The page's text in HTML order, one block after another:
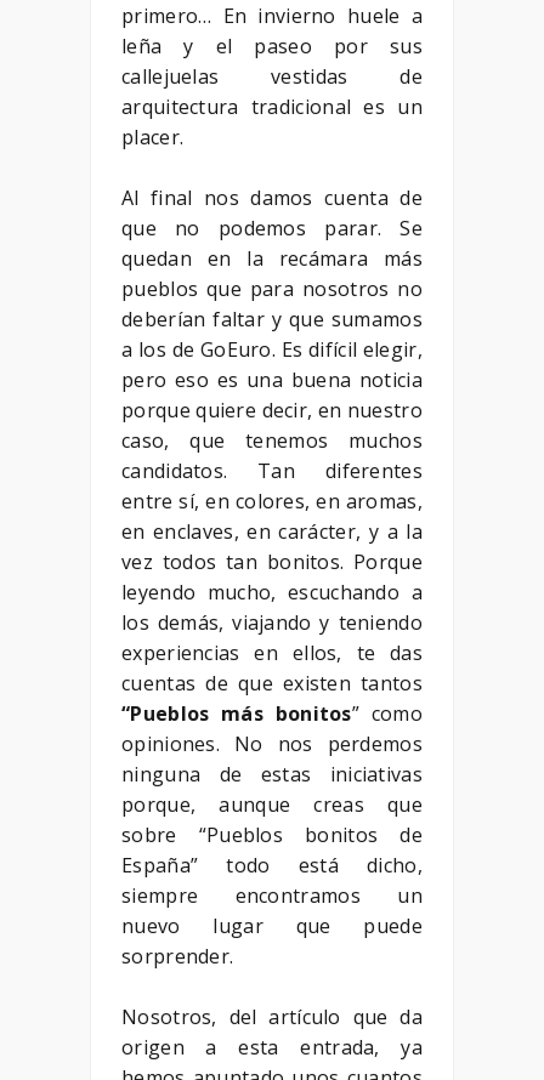
primero… En invierno huele a
leña y el paseo por sus
callejuelas vestidas de
arquitectura tradicional es un
placer.
Al final nos damos cuenta de
que no podemos parar. Se
quedan en la recámara más
pueblos que para nosotros no
deberían faltar y que sumamos
a los de GoEuro. Es difícil elegir,
pero eso es una buena noticia
porque quiere decir, en nuestro
caso, que tenemos muchos
candidatos. Tan diferentes
entre sí, en colores, en aromas,
en enclaves, en carácter, y a la
vez todos tan bonitos. Porque
leyendo mucho, escuchando a
los demás, viajando y teniendo
experiencias en ellos, te das
cuentas de que existen tantos
“Pueblos más bonitos” como
opiniones. No nos perdemos
ninguna de estas iniciativas
porque, aunque creas que
sobre “Pueblos bonitos de
España” todo está dicho,
siempre encontramos un
nuevo lugar que puede
sorprender.
Nosotros, del artículo que da
origen a esta entrada, ya